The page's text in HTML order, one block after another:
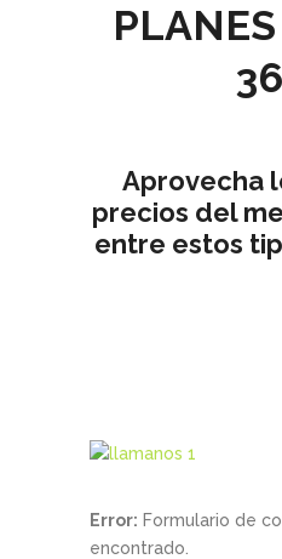
Aprovecha
precios del
entre estos
Error: Formulario de
encontrado.